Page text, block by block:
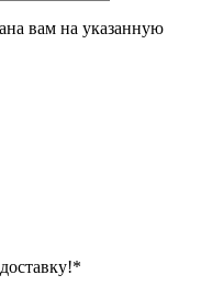
вам на указанную